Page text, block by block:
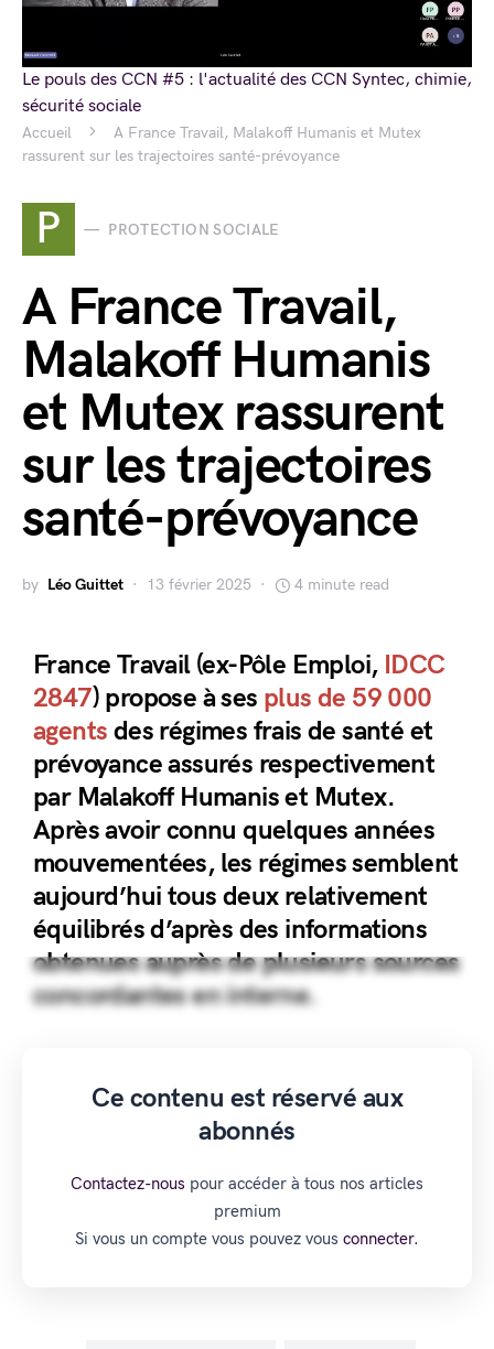
Accueil
A France Travail, Malakoff Humanis et Mutex
rassurent sur les trajectoires santé-prévoyance
P PROTECTION SOCIALE
A France Travail,
Malakoff Humanis
et Mutex rassurent
sur les trajectoires
santé-prévoyance
by Léo Guittet 13 février 2025 4 minute read
France Travail (ex-Pôle Emploi, IDCC
2847) propose à ses plus de 59 000
agents des régimes frais de santé et
prévoyance assurés respectivement
par Malakoff Humanis et Mutex.
Après avoir connu quelques années
mouvementées, les régimes semblent
aujourd’hui tous deux relativement
équilibrés d’après des informations
obtenues auprès de plusieurs sources
concordantes en interne.
Ce contenu est réservé aux
abonnés
Contactez-nous pour accéder à tous nos articles
premium
Si vous un compte vous pouvez vous connecter.
Le pouls des CCN #5 : l'actualité des CCN Syntec, chimie,
sécurité sociale